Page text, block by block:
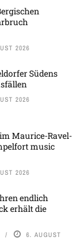
2026
Südens
2026
Maurice-Ravel-
music
2026
endlich
erhält die
6. AUGUST